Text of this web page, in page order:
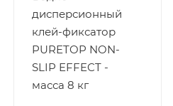
дисперсионный
клей-фиксатор
PURETOP NON-
SLIP EFFECT -
масса 8 кг